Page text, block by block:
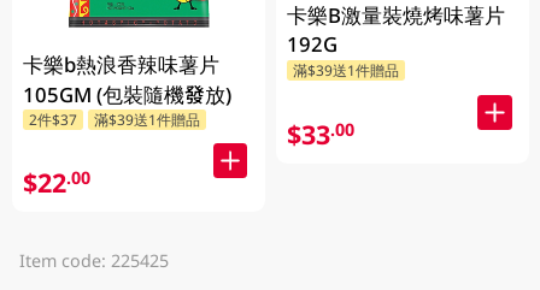
卡樂b熱浪香辣味薯片
105GM (包裝隨機發放)
2件$37 滿$39送1件贈品
$22.00
卡樂B激量裝燒烤味薯片
192G
滿$39送1件贈品
$33.00
Item code: 225425